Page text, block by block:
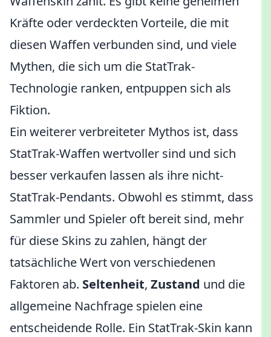
Kräfte oder verdeckten Vorteile, die mit
diesen Waffen verbunden sind, und viele
Mythen, die sich um die StatTrak-
Technologie ranken, entpuppen sich als
Fiktion.
Ein weiterer verbreiteter Mythos ist, dass
StatTrak-Waffen wertvoller sind und sich
besser verkaufen lassen als ihre nicht-
StatTrak-Pendants. Obwohl es stimmt, dass
Sammler und Spieler oft bereit sind, mehr
für diese Skins zu zahlen, hängt der
tatsächliche Wert von verschiedenen
Faktoren ab. Seltenheit, Zustand und die
allgemeine Nachfrage spielen eine
entscheidende Rolle. Ein StatTrak-Skin kann